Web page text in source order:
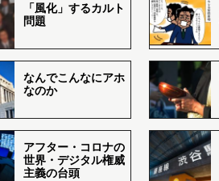
「風化」するカルト
問題
なんでこんなにアホ
なのか
アフター・コロナの
世界・デジタル権威
主義の台頭